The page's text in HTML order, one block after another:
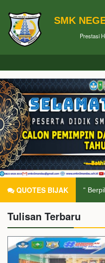
SMK
Prestasi
QUOTES BIJAK
“ Berpikirlah positif,
Tulisan Terbaru